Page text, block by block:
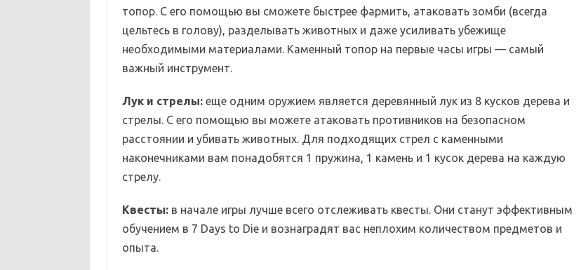
топор. С его помощью вы сможете быстрее фармить, атаковать зомби (всегда
цельтесь в голову), разделывать животных и даже усиливать убежище
необходимыми материалами. Каменный топор на первые часы игры — самый
важный инструмент.
Лук и стрелы:еще одним оружием является деревянный лук из 8 кусков дерева и
стрелы. С его помощью вы можете атаковать противников на безопасном
расстоянии и убивать животных. Для подходящих стрел с каменными
наконечниками вам понадобятся 1 пружина, 1 камень и 1 кусок дерева на каждую
стрелу.
Квесты:в начале игры лучше всего отслеживать квесты. Они станут эффективным
обучением в 7 Days to Die и вознаградят вас неплохим количеством предметов и
опыта.